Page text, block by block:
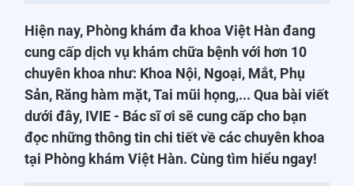
Hiện nay, Phòng khám đa khoa Việt Hàn đang
cung cấp dịch vụ khám chữa bệnh với hơn 10
chuyên khoa như: Khoa Nội, Ngoại, Mắt, Phụ
Sản, Răng hàm mặt, Tai mũi họng,... Qua bài viết
dưới đây, IVIE - Bác sĩ ơi sẽ cung cấp cho bạn
đọc những thông tin chi tiết về các chuyên khoa
tại Phòng khám Việt Hàn. Cùng tìm hiểu ngay!